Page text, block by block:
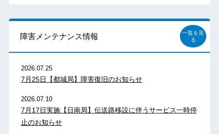
障害メンテナンス情報
一覧を見
る
2026.07.25
7月25日【都城局】障害復旧のお知らせ
2026.07.10
7月17日実施【日南局】伝送路移設に伴うサービス一時停
止のお知らせ